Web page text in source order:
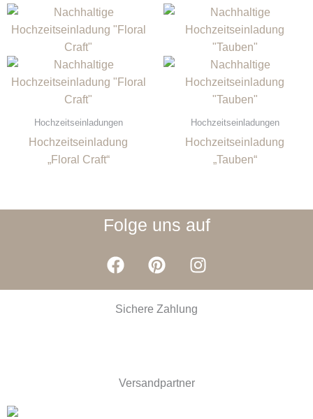
Hochzeitseinladungen
Hochzeitseinladung
„Floral Craft“
Hochzeitseinladungen
Hochzeitseinladung
„Tauben“
Folge uns auf
F
a
c
e
k
P
i
n
t
s
I
n
s
t
Sichere Zahlung
Versandpartner